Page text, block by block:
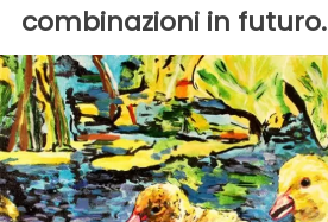
combinazioni in futuro.